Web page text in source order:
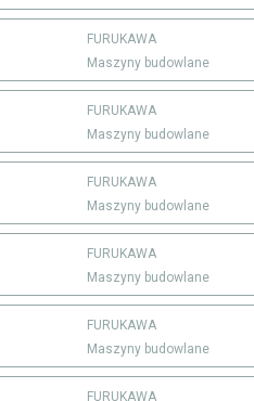
FURUKAWA
Maszyny budowlane
FURUKAWA
Maszyny budowlane
FURUKAWA
Maszyny budowlane
FURUKAWA
Maszyny budowlane
FURUKAWA
Maszyny budowlane
FURUKAWA